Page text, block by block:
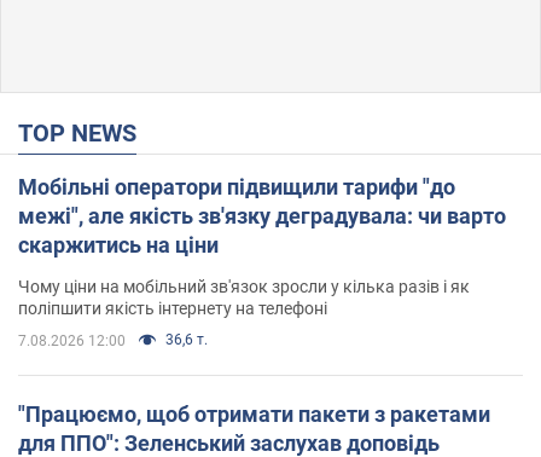
TOP NEWS
Мобільні оператори підвищили тарифи "до
межі", але якість зв'язку деградувала: чи варто
скаржитись на ціни
Чому ціни на мобільний зв'язок зросли у кілька разів і як
поліпшити якість інтернету на телефоні
7.08.2026 12:00 36,6 т.
"Працюємо, щоб отримати пакети з ракетами
для ППО": Зеленський заслухав доповідь